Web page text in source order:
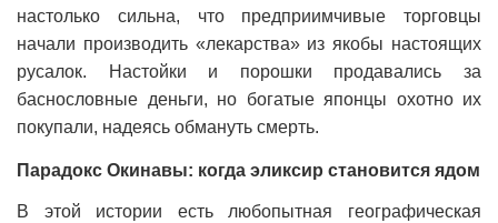
настолько сильна, что предприимчивые торговцы
начали производить «лекарства» из якобы настоящих
русалок. Настойки и порошки продавались за
баснословные деньги, но богатые японцы охотно их
покупали, надеясь обмануть смерть.
Парадокс Окинавы: когда эликсир становится ядом
В этой истории есть любопытная географическая